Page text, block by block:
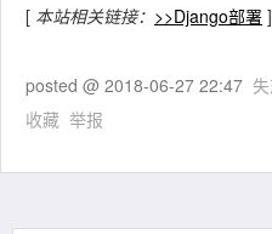
[ 本站相关链接： >>Django部署 ]
posted @ 2018-06-27 22:47
收藏 举报